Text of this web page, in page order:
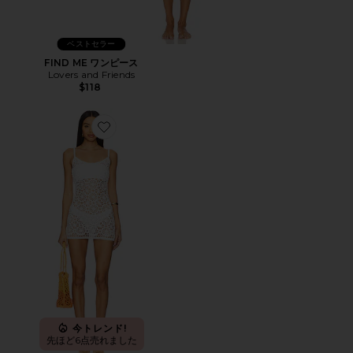
ベストセラー
FIND ME ワンピース
Lovers and Friends
$118
Favorite SUNSHINE クロシェミニドレス
今トレンド!
先ほど6点売れました